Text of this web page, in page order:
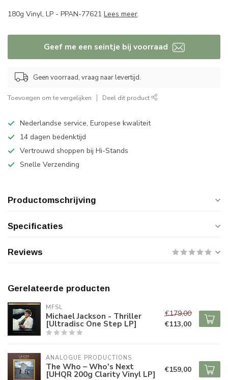
180g Vinyl, LP - PPAN-77621 Lees meer.
Geef me een seintje bij voorraad
Geen voorraad, vraag naar levertijd.
Toevoegen om te vergelijken Deel dit product
Nederlandse service, Europese kwaliteit
14 dagen bedenktijd
Vertrouwd shoppen bij Hi-Stands
Snelle Verzending
Productomschrijving
Specificaties
Reviews
Gerelateerde producten
MFSL
Michael Jackson - Thriller
[Ultradisc One Step LP]
€179,00
€113,00
ANALOGUE PRODUCTIONS
The Who – Who's Next
[UHQR 200g Clarity Vinyl LP] €159,00